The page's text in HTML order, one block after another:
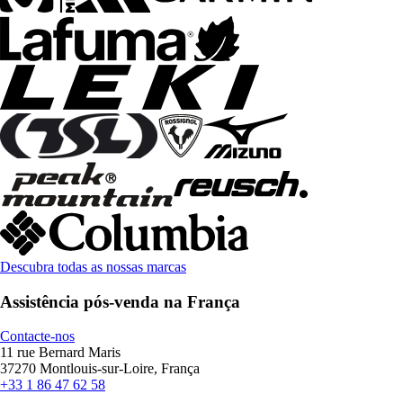
Descubra todas as nossas marcas
Assistência pós-venda na França
Contacte-nos
11 rue Bernard Maris
37270 Montlouis-sur-Loire, França
+33 1 86 47 62 58